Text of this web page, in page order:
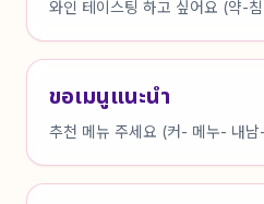
와인 테이스팅 하고 싶어요 (약-
ขอเมนูแนะนำ
추천 메뉴 주세요 (커- 메누- 내남